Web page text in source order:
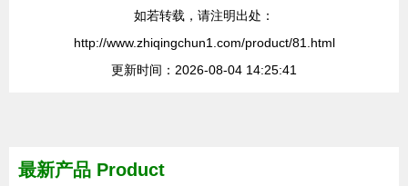
如若转载，请注明出处：
http://www.zhiqingchun1.com/product/81.html
更新时间：2026-08-04 14:25:41
最新产品 Product